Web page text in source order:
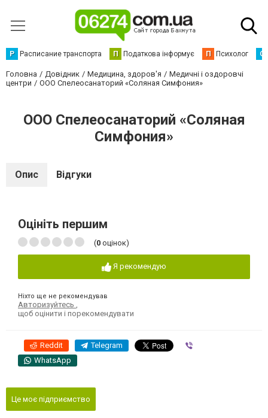
Р Расписание транспорта П Податкова інформує П Психолог С
Головна Довідник Медицина, здоров'я
Медичні і оздоровчі
центри
ООО Спелеосанаторий «Соляная Cимфония»
ООО Спелеосанаторий «Соляная
Cимфония»
Опис Відгуки
Оцініть першим
(0 оцінок)
Я рекомендую
Ніхто ще не рекомендував
Авторизуйтесь
щоб оцінити і порекомендувати
Reddit Telegram
WhatsApp
Це моє підприємство